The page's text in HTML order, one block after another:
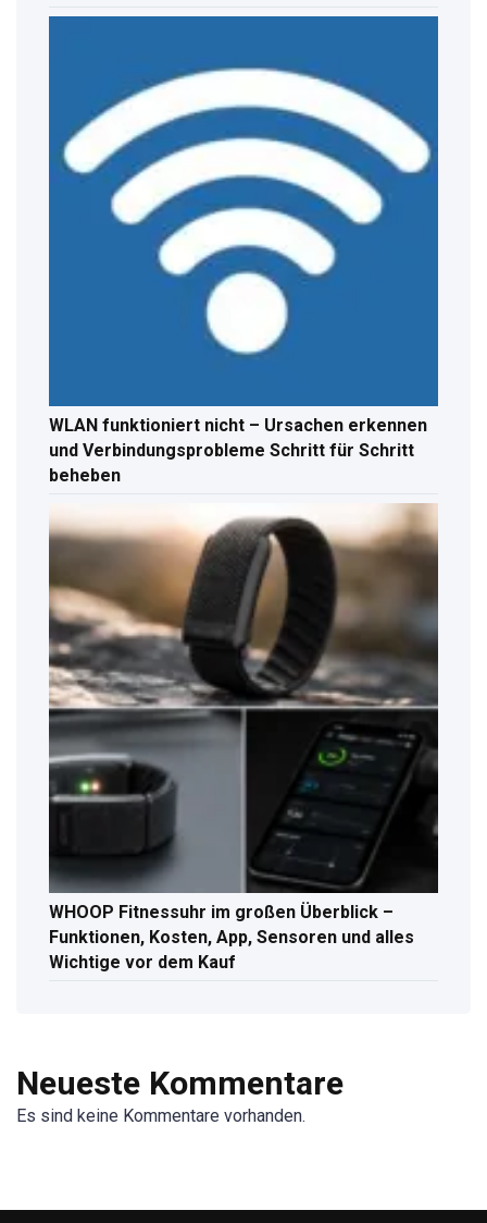
WLAN funktioniert nicht – Ursachen erkennen
und Verbindungsprobleme Schritt für Schritt
beheben
WHOOP Fitnessuhr im großen Überblick –
Funktionen, Kosten, App, Sensoren und alles
Wichtige vor dem Kauf
Neueste Kommentare
Es sind keine Kommentare vorhanden.